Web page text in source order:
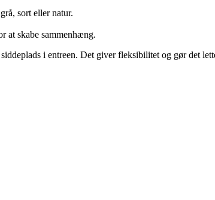
sort eller natur.
at skabe sammenhæng.
i entreen. Det giver fleksibilitet og gør det